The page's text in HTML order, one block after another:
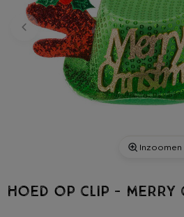
Inzoomen
Hoed op clip - merry